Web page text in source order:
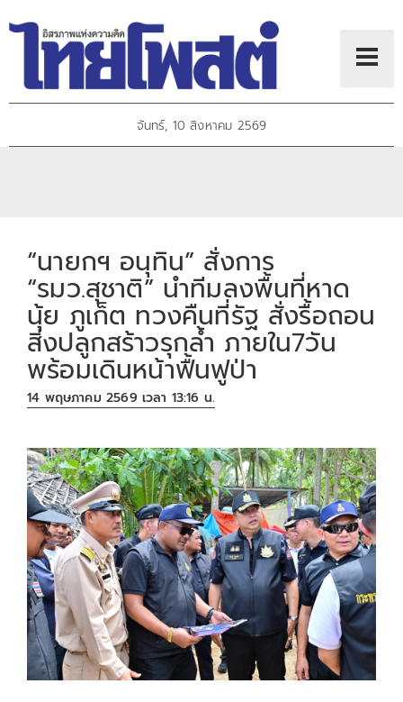
จันทร์, 10 สิงหาคม 2569
“นายกฯ อนุทิน” สั่งการ
“รมว.สุชาติ” นำทีมลงพื้นที่หาด
นุ้ย ภูเก็ต ทวงคืนที่รัฐ สั่งรื้อถอน
สิ่งปลูกสร้าวรุกล้ำ ภายใน7วัน
พร้อมเดินหน้าฟื้นฟูป่า
14 พฤษภาคม 2569 เวลา 13:16 น.